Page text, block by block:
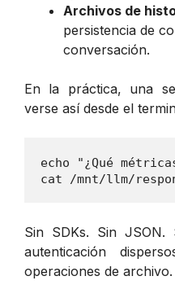
Archivos de
persistencia de
conversación.
En la práctica, una
verse así desde el
echo "¿Qué
cat /mnt/llm/
Sin SDKs. Sin JSON.
autenticación
operaciones de archivo.